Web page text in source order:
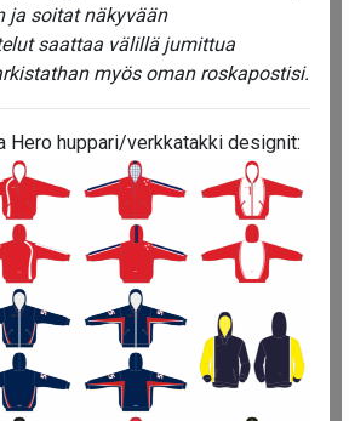
ja soitat näkyvään
saattaa välillä jumittua
myös oman roskapostisi.
verkkatakki designit: